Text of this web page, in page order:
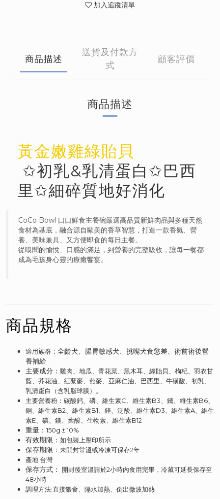
加入追蹤清單
商品描述
送貨及付款方
式
顧客評價
商品描述
黃金嫩雞綠貽貝
✩初乳&乳清蛋白✩巴西
里✩細碎質地好消化
CoCo Bowl 口口鮮食主餐碗嚴選高品質新鮮肉品與多種天然
食材為基底，融合源自歐美的香草智慧，打造一款香氣、營
養、美味兼具、又方便即食的每日主餐。
從嗅聞的愉悅、口感的滿足，到營養的完整吸收，讓每一餐都
成為毛孩身心靈的療癒饗宴。
商品規格
適用族群： 全齡犬、腸胃敏感犬、挑嘴犬食慾差、術前術後營
養補給
主要成分： 雞肉、地瓜、青花菜、黑木耳、綠貽貝、枸杞、羽衣甘
藍、芥花油、紅藜麥、燕麥、亞麻仁油、巴西里、牛磺酸、初乳、
乳清蛋白（含乳脂球膜）。
主要營養粉：碳酸鈣、磷、維生素C、維生素B3、鐵、維生素B6、
銅、維生素B2、維生素B1、鋅、泛酸、維生素D3、維生素A、維生
素E、碘、鎂、葉酸、生物素、維生素B12
重量： 150g ± 10%
有效期限： 如包裝上壓印所示
保存期限： 未開封常溫或冷凍可保存2年
產地:台灣
保存方式： 開封後室溫請於2小時內食用完畢，冷藏可延長保存至
48小時
調理方法:直接餵食 、隔水加熱 、倒出微波加熱